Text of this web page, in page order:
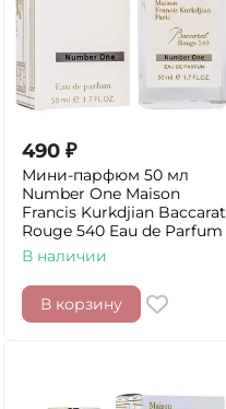
490 ₽
Мини-парфюм 50 мл
Number One Maison
Francis Kurkdjian Baccarat
Rouge 540 Eau de Parfum
В наличии
В корзину